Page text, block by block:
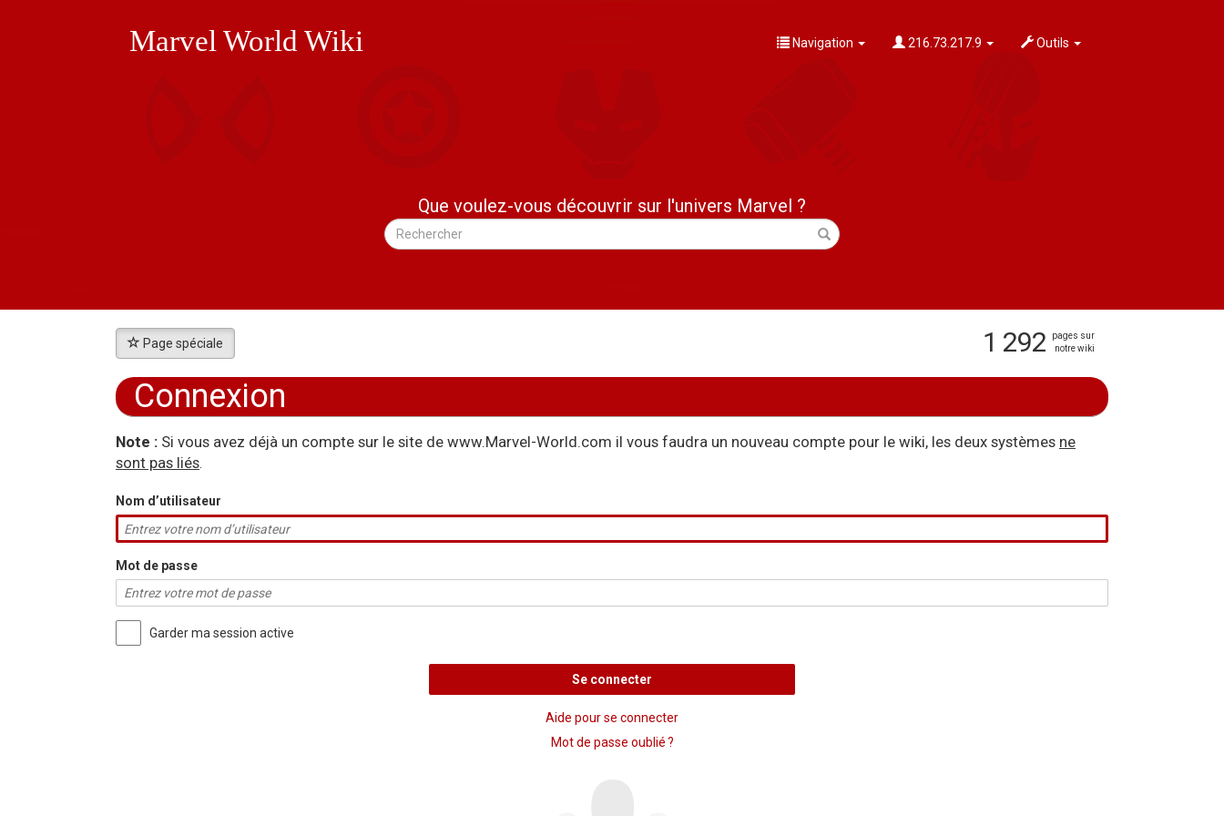
Marvel World Wiki Navigation 216.73.217.9 Outils
Que voulez-vous découvrir sur l'univers Marvel ?
Page spéciale 1 292
pages sur
notre wiki
Connexion
Note : Si vous avez déjà un compte sur le site de www.Marvel-World.com il vous faudra un nouveau compte pour le wiki, les deux systèmes ne
sont pas liés.
Nom d’utilisateur
Mot de passe
Garder ma session active
Se connecter
Aide pour se connecter
Mot de passe oublié ?